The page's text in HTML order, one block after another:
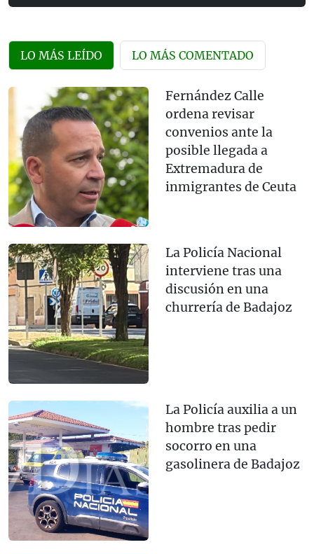
LO MÁS LEÍDO LO MÁS COMENTADO
Fernández Calle
ordena revisar
convenios ante la
posible llegada a
Extremadura de
inmigrantes de Ceuta
La Policía Nacional
interviene tras una
discusión en una
churrería de Badajoz
La Policía auxilia a un
hombre tras pedir
socorro en una
gasolinera de Badajoz